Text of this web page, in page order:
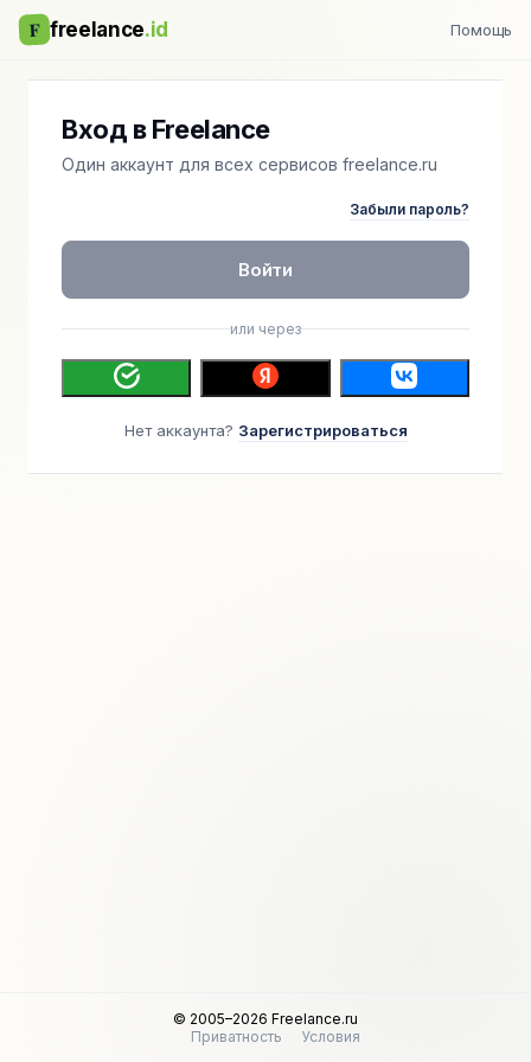
F freelance.id Помощь
Вход в Freelance
Один аккаунт для всех сервисов freelance.ru
Забыли пароль?
Войти
или через
Нет аккаунта? Зарегистрироваться
© 2005–2026 Freelance.ru
Приватность
Условия